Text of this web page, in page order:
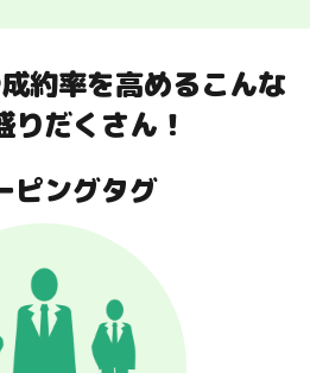
シナリオ配信機能を詳しく見る
約率を高めるこんな
りだくさん！
ピングタグ